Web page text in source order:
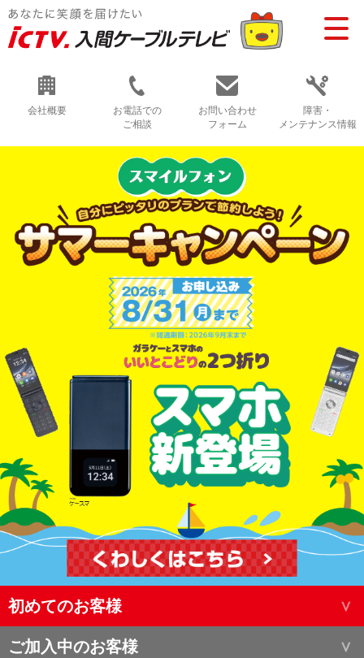
会社概要
お電話での
ご相談
お問い合わせ
フォーム
障害・
メンテナンス情報
初めてのお客様
ご加入中のお客様